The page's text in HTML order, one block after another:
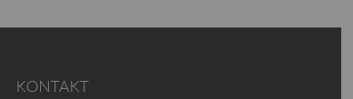
KONTAKT